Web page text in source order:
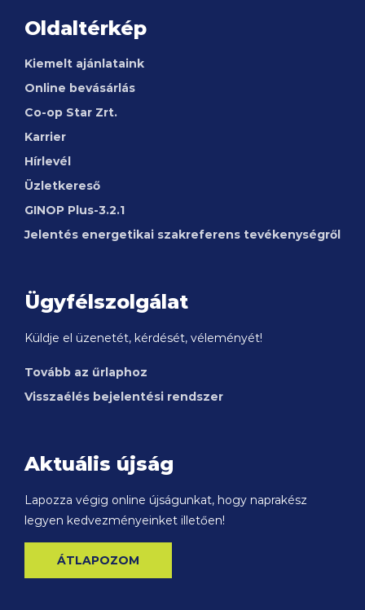
Oldaltérkép
Kiemelt ajánlataink
Online bevásárlás
Co-op Star Zrt.
Karrier
Hírlevél
Üzletkereső
GINOP Plus-3.2.1
Jelentés energetikai szakreferens tevékenységről
Ügyfélszolgálat
Küldje el üzenetét, kérdését, véleményét!
Tovább az űrlaphoz
Visszaélés bejelentési rendszer
Aktuális újság
Lapozza végig online újságunkat, hogy naprakész
legyen kedvezményeinket illetően!
ÁTLAPOZOM